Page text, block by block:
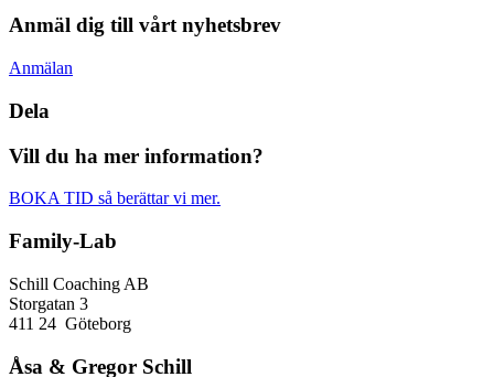
Anmäl dig till vårt nyhetsbrev
Anmälan
Dela
Vill du ha mer information?
BOKA TID så berättar vi mer.
Family-Lab
Schill Coaching AB
Storgatan 3
411 24 Göteborg
Åsa & Gregor Schill